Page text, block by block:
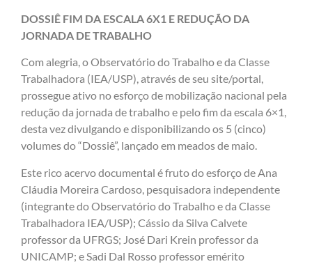
DOSSIÊ FIM DA ESCALA 6X1 E REDUÇÃO DA
JORNADA DE TRABALHO
Com alegria, o Observatório do Trabalho e da Classe
Trabalhadora (IEA/USP), através de seu site/portal,
prossegue ativo no esforço de mobilização nacional pela
redução da jornada de trabalho e pelo fim da escala 6×1,
desta vez divulgando e disponibilizando os 5 (cinco)
volumes do “Dossiê”, lançado em meados de maio.
Este rico acervo documental é fruto do esforço de Ana
Cláudia Moreira Cardoso, pesquisadora independente
(integrante do Observatório do Trabalho e da Classe
Trabalhadora IEA/USP); Cássio da Silva Calvete
professor da UFRGS; José Dari Krein professor da
UNICAMP; e Sadi Dal Rosso professor emérito